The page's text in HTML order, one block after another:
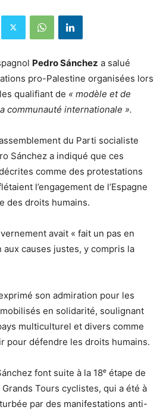
Pedro Sánchez a salué
pro-Palestine organisées lors
qualifiant de « modèle et de
communauté internationale ».
du Parti socialiste
Sánchez a indiqué que ces
comme des protestations
l’engagement de l’Espagne
des droits humains.
avait « fait un pas en
aux causes justes, y compris la
son admiration pour les
en solidarité, soulignant
multiculturel et divers comme
pour défendre les droits humains.
font suite à la 18ᵉ étape de
Grands Tours cyclistes, qui a été à
par des manifestations anti-